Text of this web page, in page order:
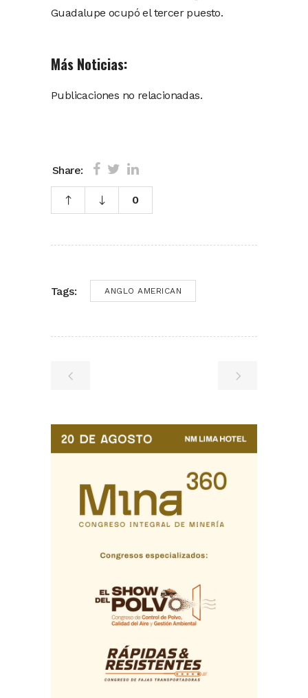
Guadalupe ocupó el tercer puesto.
Más Noticias:
Publicaciones no relacionadas.
Share:
0
Tags: ANGLO AMERICAN